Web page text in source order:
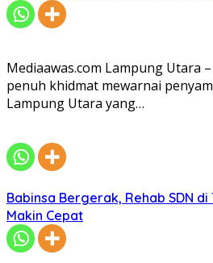
Mediaawas.com Lampung Utara
penuh khidmat mewarnai
Lampung Utara yang…
Babinsa Bergerak, Rehab SDN
Makin Cepat